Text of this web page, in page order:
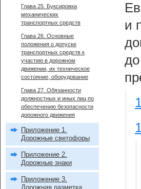
и
Глава 25. Буксировка
механических
транспортных средств
Глава 26. Основные
положения о допуске
транспортных средств к
участию в дорожном
движении, их техническое
состояние, оборудование
Глава 27. Обязанности
должностных и иных лиц по
обеспечению безопасности
дорожного движения
Приложение 1.
Дорожные светофоры
Приложение 2.
Дорожные знаки
Приложение 3.
Дорожная разметка